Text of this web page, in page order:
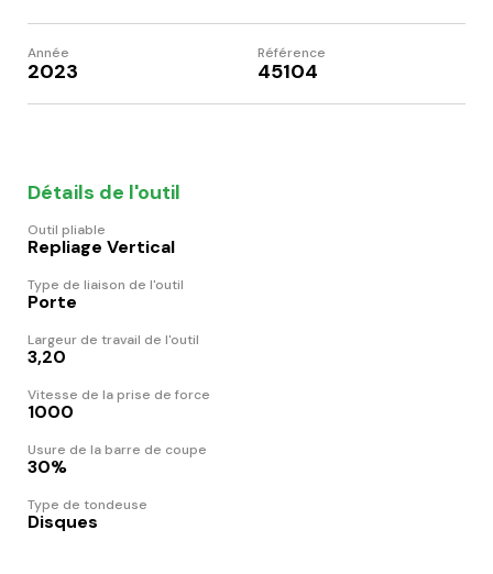
Année
2023
Référence
45104
Détails de l'outil
Outil pliable
Repliage Vertical
Type de liaison de l'outil
Porte
Largeur de travail de l'outil
3,20
Vitesse de la prise de force
1000
Usure de la barre de coupe
30%
Type de tondeuse
Disques